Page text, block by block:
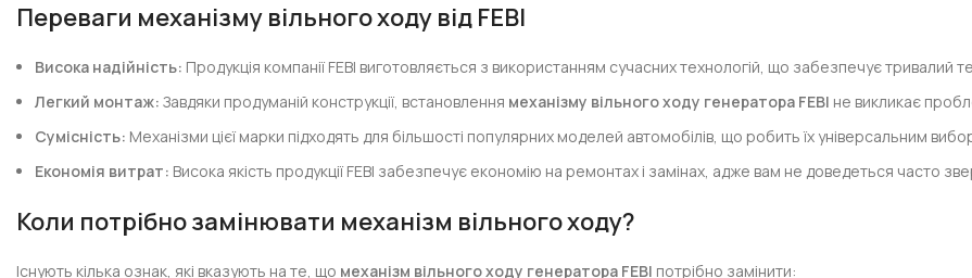
Переваги механізму вільного ходу від FEBI
Висока надійність: Продукція компанії FEBI виготовляється з використанням сучасних технологій, що забезпечує тривалий
Легкий монтаж: Завдяки продуманій конструкції, встановлення механізму вільного ходу генератора FEBI не викликає
Сумісність: Механізми цієї марки підходять для більшості популярних моделей автомобілів, що робить їх універсальним
Економія витрат: Висока якість продукції FEBI забезпечує економію на ремонтах і замінах, адже вам не доведеться часто
Коли потрібно замінювати механізм вільного ходу?
Існують кілька ознак, які вказують на те, що механізм вільного ходу генератора FEBI потрібно замінити: